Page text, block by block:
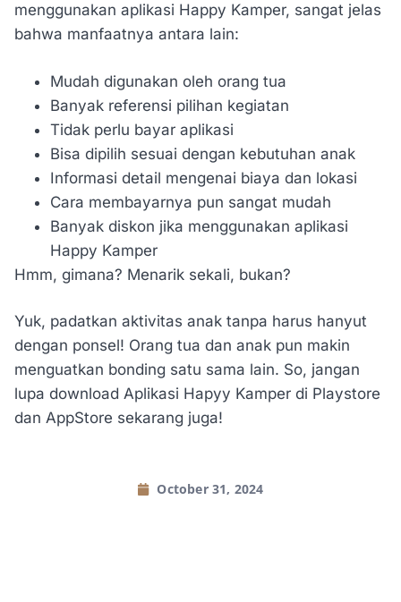
menggunakan aplikasi Happy Kamper, sangat jelas
bahwa manfaatnya antara lain:
Mudah digunakan oleh orang tua
Banyak referensi pilihan kegiatan
Tidak perlu bayar aplikasi
Bisa dipilih sesuai dengan kebutuhan anak
Informasi detail mengenai biaya dan lokasi
Cara membayarnya pun sangat mudah
Banyak diskon jika menggunakan aplikasi
Happy Kamper
Hmm, gimana? Menarik sekali, bukan?
Yuk, padatkan aktivitas anak tanpa harus hanyut
dengan ponsel! Orang tua dan anak pun makin
menguatkan bonding satu sama lain. So, jangan
lupa download Aplikasi Hapyy Kamper di Playstore
dan AppStore sekarang juga!
October 31, 2024